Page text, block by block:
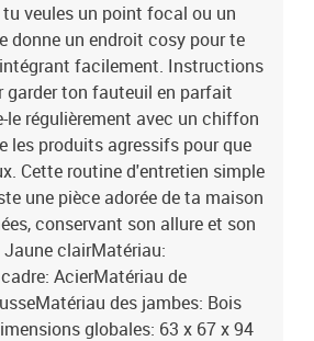
tu veules un point focal ou un
donne un endroit cosy pour te
facilement. Instructions
garder ton fauteuil en parfait
le régulièrement avec un chiffon
les produits agressifs pour que
Cette routine d'entretien simple
une pièce adorée de ta maison
conservant son allure et son
clairMatériau:
AcierMatériau de
des jambes: Bois
globales: 63 x 67 x 94